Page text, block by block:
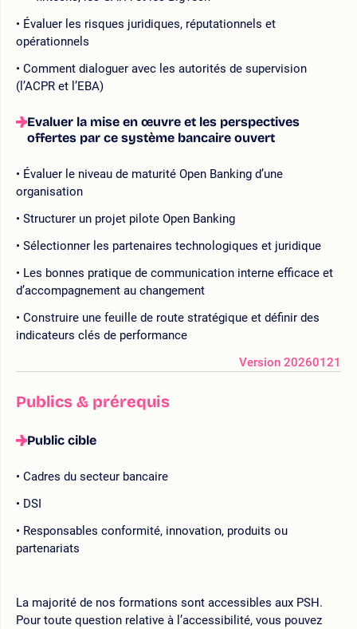
Évaluer les risques juridiques, réputationnels et
opérationnels
Comment dialoguer avec les autorités de supervision
(l’ACPR et l’EBA)
Evaluer la mise en œuvre et les perspectives
offertes par ce système bancaire ouvert
Évaluer le niveau de maturité Open Banking d’une
organisation
Structurer un projet pilote Open Banking
Sélectionner les partenaires technologiques et juridique
Les bonnes pratique de communication interne efficace et
d’accompagnement au changement
Construire une feuille de route stratégique et définir des
indicateurs clés de performance
Version 20260121
Publics & prérequis
Public cible
Cadres du secteur bancaire
DSI
Responsables conformité, innovation, produits ou
partenariats
La majorité de nos formations sont accessibles aux PSH.
Pour toute question relative à l’accessibilité, vous pouvez